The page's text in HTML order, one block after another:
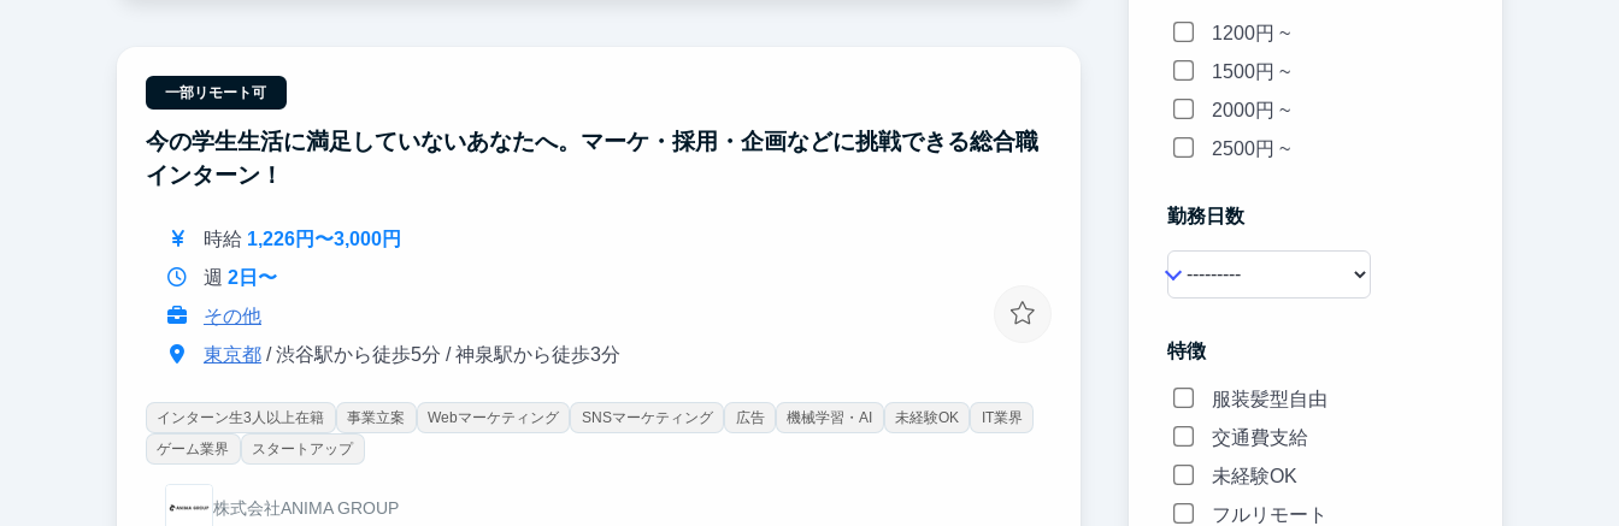
AIを活用した業務変革プロジェクトの中で、プロジェクト全体の推進に関わることができます。
一部リモート可
今の学生生活に満足していないあなたへ。マーケ・採用・企画などに挑戦できる総合職
インターン！
時給 1,226円〜3,000円
週 2日〜
その他
東京都/ 渋谷駅から徒歩5分 / 神泉駅から徒歩3分
インターン生3人以上在籍 事業立案 Webマーケティング SNSマーケティング 広告 機械学習・AI 未経験OK
IT業界
ゲーム業界
スタートアップ
株式会社ANIMA GROUP
1200円 ~
1500円 ~
2000円 ~
2500円 ~
勤務日数
特徴
服装髪型自由
交通費支給
未経験OK
フルリモート